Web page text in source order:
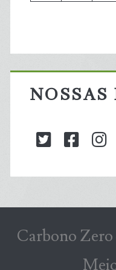
NOSSAS
twitter
Carbono